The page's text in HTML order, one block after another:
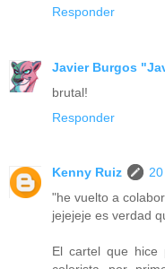
Responder
Javier Burgos
brutal!
Responder
Kenny Ruiz
"he vuelto a
jejejeje es verdad
El cartel que hice